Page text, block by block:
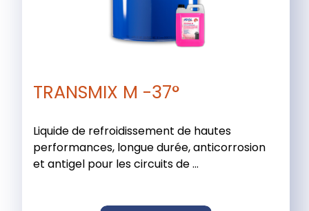
TRANSMIX M -37°
Liquide de refroidissement de hautes
performances, longue durée, anticorrosion
et antigel pour les circuits de ...